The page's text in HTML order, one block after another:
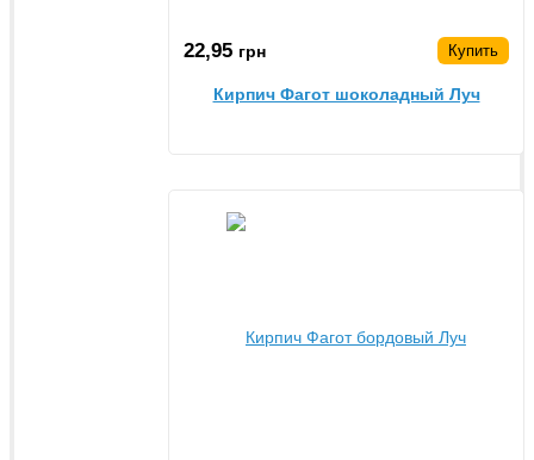
22,95 грн Купить
Кирпич Фагот шоколадный Луч